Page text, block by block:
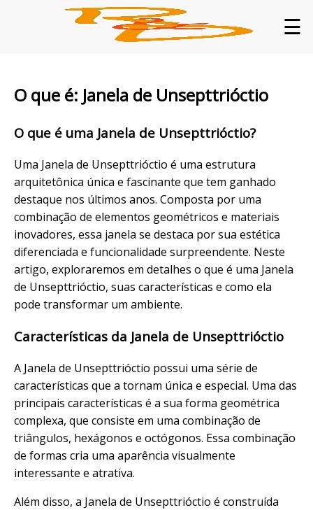
☰
O que é: Janela de Unsepttrióctio
O que é uma Janela de Unsepttrióctio?
Uma Janela de Unsepttrióctio é uma estrutura
arquitetônica única e fascinante que tem ganhado
destaque nos últimos anos. Composta por uma
combinação de elementos geométricos e materiais
inovadores, essa janela se destaca por sua estética
diferenciada e funcionalidade surpreendente. Neste
artigo, exploraremos em detalhes o que é uma Janela
de Unsepttrióctio, suas características e como ela
pode transformar um ambiente.
Características da Janela de Unsepttrióctio
A Janela de Unsepttrióctio possui uma série de
características que a tornam única e especial. Uma das
principais características é a sua forma geométrica
complexa, que consiste em uma combinação de
triângulos, hexágonos e octógonos. Essa combinação
de formas cria uma aparência visualmente
interessante e atrativa.
Além disso, a Janela de Unsepttrióctio é construída